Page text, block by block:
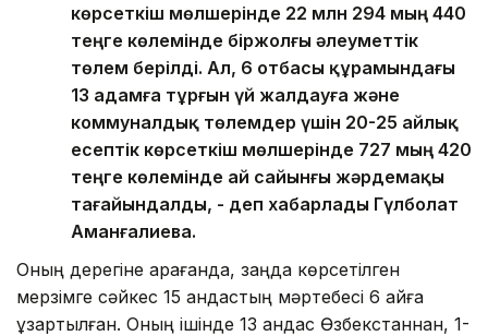
көрсеткіш мөлшерінде 22 млн 294 мың 440
теңге көлемінде біржолғы әлеуметтік
төлем берілді. Ал, 6 отбасы құрамындағы
13 адамға тұрғын үй жалдауға және
коммуналдық төлемдер үшін 20-25 айлық
есептік көрсеткіш мөлшерінде 727 мың 420
теңге көлемінде ай сайынғы жәрдемақы
тағайындалды, - деп хабарлады Гүлболат
Аманғалиева.
Оның дерегіне қарағанда, заңда көрсетілген
мерзімге сәйкес 15 қандастың мәртебесі 6 айға
ұзартылған. Оның ішінде 13 қандас Өзбекстаннан, 1-